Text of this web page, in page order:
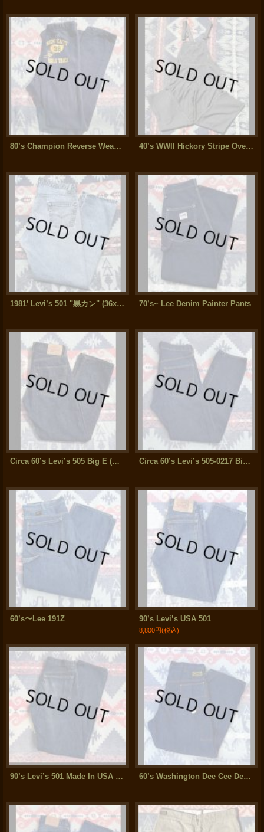
80’s Champion Reverse Weave Pants "Wing Foot"(S) 40’s WWII Hickory Stripe Overalls (山ポケ)
1981’ Levi’s 501 "黒カン" (36x30) 70’s~ Lee Denim Painter Pants
Circa 60’s Levi’s 505 Big E (デカ文字) 32x31 Circa 60’s Levi’s 505-0217 Big-E (approx 31x30.5)
60’s〜Lee 191Z 90’s Levi’s USA 501
8,800円(税込)
90’s Levi’s 501 Made In USA (バレンシア工場製) 60’s Washington Dee Cee Denim Panrs